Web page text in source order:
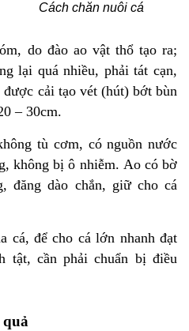
nuôi cá
do đào ao vật thổ tạo ra;
lại quá nhiều, phải tát cạn,
được cải tạo vét (hút) bớt bùn
– 30cm.
tù cơm, có nguồn nước
không bị ô nhiễm. Ao có bờ
đăng dào chắn, giữ cho cá
cá, để cho cá lớn nhanh đạt
tật, cần phải chuẩn bị điều
quả